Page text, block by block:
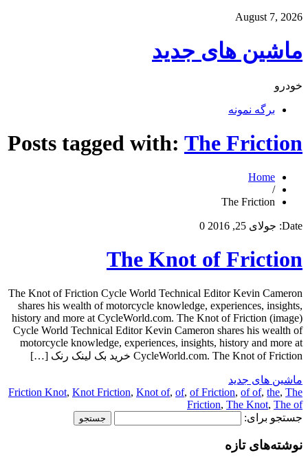
August 7, 2026
ماشین های جدید
خودرو
برگه نمونه
Posts tagged with: The Friction
Home
/
The Friction
Date: جولای 25, 2016 0
The Knot of Friction
The Knot of Friction Cycle World Technical Editor Kevin Cameron
shares his wealth of motorcycle knowledge, experiences, insights,
history and more at CycleWorld.com. The Knot of Friction (image)
Cycle World Technical Editor Kevin Cameron shares his wealth of
motorcycle knowledge, experiences, insights, history and more at
CycleWorld.com. The Knot of Friction خرید بک لینک رنک […]
ماشین های جدید
Friction Knot, Knot Friction, Knot of, of, of Friction, of of, the, The
Friction, The Knot, The of
جستجو برای:
نوشته‌های تازه